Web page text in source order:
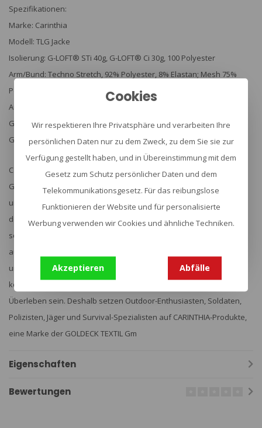
Spezifikationen:
Marke: Carinthia
Modell: TLG Jacke
Isolierung: G-LOFT® STi 40g, G-LOFT® Ci 30g, 100 Polyester
Arm/Bund: Techno Stretch, 92% Polyester, 8% Elastan; Mesh 75%
Polyamid, 25% Elastan
Außen- und Innenmaterial: 100% Polyamid
Gewicht: 180g (Größe M)
Größen: S-XXL
Carinthia | DESIGNED TO PROTECT YOU
Gibt es Gemeinsamkeiten zwischen Outdoor-Sportlern, Soldaten
und Jägern? So unterschiedlich diese Bereiche auch sind, so gibt es
doch einen gemeinsamen Nenner zu finden. Alle drei Gruppen
sollten sich in ihrem jeweiligen Einsatzgebiet jederzeit voll und ganz
auf Bekleidung und/oder Ausrüstung verlassen können. Kleidung
und Ausrüstung bieten nicht nur Schutz und Sicherheit, sondern
können in gefährlichen Situationen auch äußerst wichtig für das
Überleben sein. Deshalb setzen Outdoor-Enthusiasten, Soldaten,
Polizisten, Jäger und Survival-Spezialisten auf CARINTHIA-Produkte,
eine Marke der GOLDECK TEXTIL Gm
Eigenschaften
Bewertungen
Cookies
Wir respektieren Ihre Privatsphäre und verarbeiten Ihre
persönlichen Daten nur zu dem Zweck, zu dem Sie sie zur
Verfügung gestellt haben, und in Übereinstimmung mit dem
Gesetz zum Schutz persönlicher Daten und dem
Telekommunikationsgesetz. Für das reibungslose
Funktionieren der Website und für personalisierte
Werbung verwenden wir Cookies und ähnliche Techniken.
Akzeptieren Abfälle